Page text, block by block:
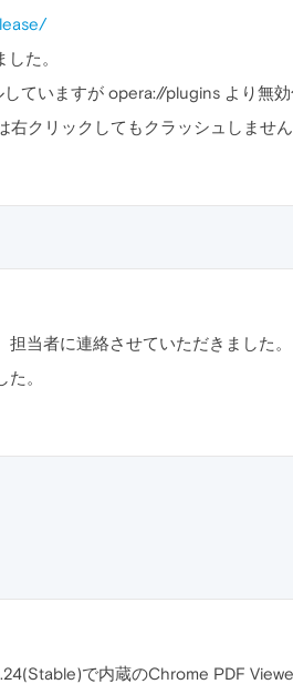
た。
ていますが opera://plugins より無効
クリックしてもクラッシュしません
当者に連絡させていただきました。
。
で内蔵のChrome PDF